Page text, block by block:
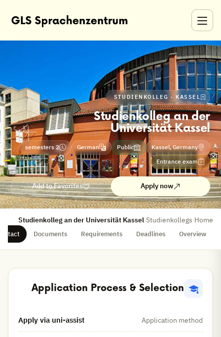
STUDIENKOLLEG · KASSEL
Studienkolleg an der
Universität Kassel
Kassel, Germany
Public
German
2 semesters
Entrance exam
Apply now
Add to Favorites
Home
›
Studienkollegs
›
Studienkolleg an der Universität Kassel
Overview
Deadlines
Requirements
Documents
Application Process & Selection
Application method
Apply via uni-assist